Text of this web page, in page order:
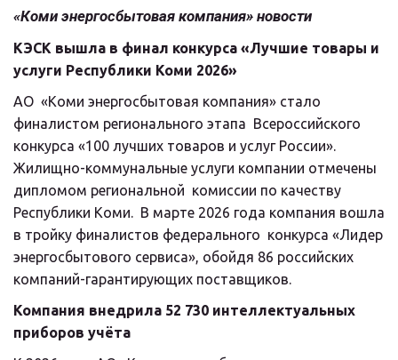
«Коми энергосбытовая компания» новости
КЭСК вышла в финал конкурса «Лучшие товары и
услуги Республики Коми 2026»
АО  «Коми энергосбытовая компания» стало
финалистом регионального этапа  Всероссийского
конкурса «100 лучших товаров и услуг России».
Жилищно-коммунальные услуги компании отмечены
дипломом региональной  комиссии по качеству
Республики Коми.  В марте 2026 года компания вошла
в тройку финалистов федерального  конкурса «Лидер
энергосбытового сервиса», обойдя 86 российских
компаний-гарантирующих поставщиков.
Компания внедрила 52 730 интеллектуальных
приборов учёта